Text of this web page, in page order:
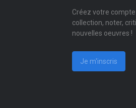
Créez votre
collection, noter,
nouvelles oeuvres !
Je m'inscris